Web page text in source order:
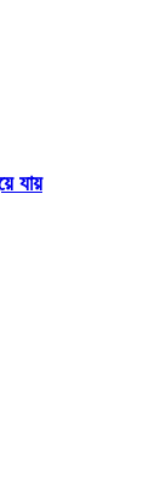
যায়